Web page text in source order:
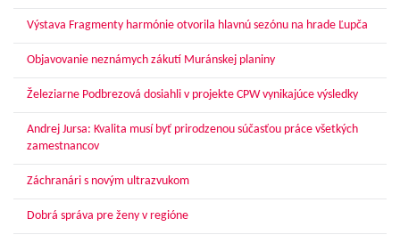
Výstava Fragmenty harmónie otvorila hlavnú sezónu na hrade Ľupča
Objavovanie neznámych zákutí Muránskej planiny
Železiarne Podbrezová dosiahli v projekte CPW vynikajúce výsledky
Andrej Jursa: Kvalita musí byť prirodzenou súčasťou práce všetkých
zamestnancov
Záchranári s novým ultrazvukom
Dobrá správa pre ženy v regióne